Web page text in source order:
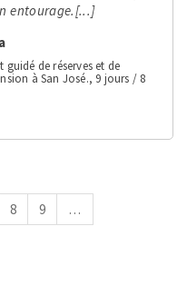
entourage.[...]
de réserves et de
à San José., 9 jours / 8
Page
8 Page
9
…